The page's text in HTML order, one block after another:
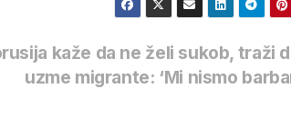
kaže da ne želi sukob, traži
uzme migrante: ‘Mi nismo